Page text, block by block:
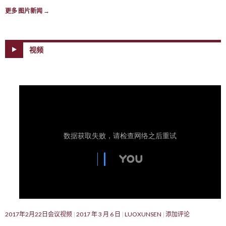
更多 图片新闻 →
视频
2017年2月22日会议视频 2017 年 3 月 6 日 LUOXUNSEN 添加评论